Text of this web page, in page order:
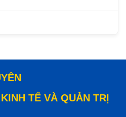
TẾ VÀ QUẢN TRỊ